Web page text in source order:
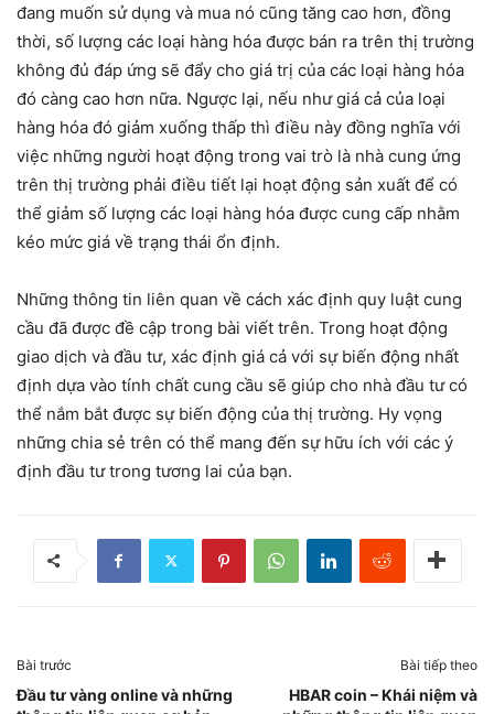
đang muốn sử dụng và mua nó cũng tăng cao hơn, đồng
thời, số lượng các loại hàng hóa được bán ra trên thị trường
không đủ đáp ứng sẽ đẩy cho giá trị của các loại hàng hóa
đó càng cao hơn nữa. Ngược lại, nếu như giá cả của loại
hàng hóa đó giảm xuống thấp thì điều này đồng nghĩa với
việc những người hoạt động trong vai trò là nhà cung ứng
trên thị trường phải điều tiết lại hoạt động sản xuất để có
thể giảm số lượng các loại hàng hóa được cung cấp nhằm
kéo mức giá về trạng thái ổn định.
Những thông tin liên quan về cách xác định quy luật cung
cầu đã được đề cập trong bài viết trên. Trong hoạt động
giao dịch và đầu tư, xác định giá cả với sự biến động nhất
định dựa vào tính chất cung cầu sẽ giúp cho nhà đầu tư có
thể nắm bắt được sự biến động của thị trường. Hy vọng
những chia sẻ trên có thể mang đến sự hữu ích với các ý
định đầu tư trong tương lai của bạn.
Bài trước
Đầu tư vàng online và những
Bài tiếp theo
HBAR coin – Khái niệm và